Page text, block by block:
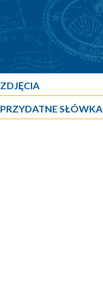
ZDJĘCIA
PRZYDATNE SŁÓWKA